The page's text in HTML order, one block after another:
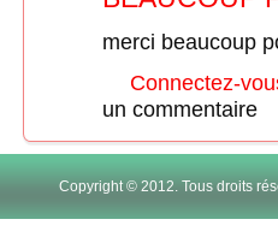
merci beaucoup
Connectez-
un commentaire
Copyright © 2012. Tous droits